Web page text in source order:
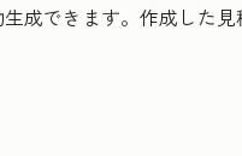
成できます。作成した